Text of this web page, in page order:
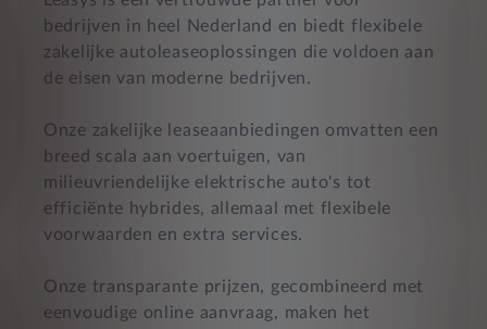
bedrijven in heel Nederland en biedt flexibele
zakelijke autoleaseoplossingen die voldoen aan
de eisen van moderne bedrijven.
Onze zakelijke leaseaanbiedingen omvatten een
breed scala aan voertuigen, van
milieuvriendelijke elektrische auto's tot
efficiënte hybrides, allemaal met flexibele
voorwaarden en extra services.
Onze transparante prijzen, gecombineerd met
eenvoudige online aanvraag, maken het